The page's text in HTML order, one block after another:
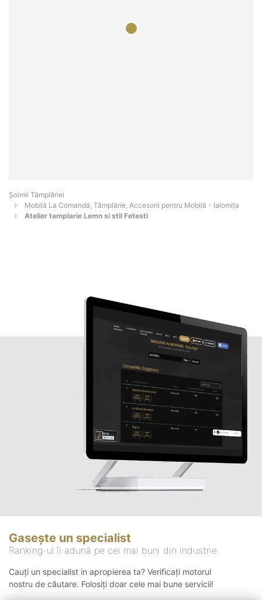
Șoimii Tâmplăriei
Mobilă La Comandă, Tâmplărie, Accesorii pentru Mobilă - Ialomiţa
Atelier tamplarie Lemn si stil Fetesti
Gasește un specialist
Ranking-ul îi adună pe cei mai buni din industrie
Cauți un specialist in apropierea ta? Verificați motorul
nostru de căutare. Folosiți doar cele mai bune servicii!